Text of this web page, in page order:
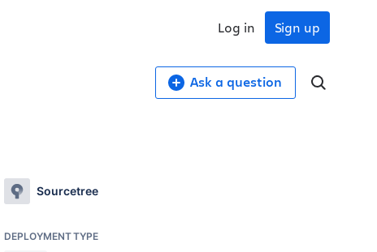
Sign up
Log in
Ask a question
Sourcetree
DEPLOYMENT TYPE